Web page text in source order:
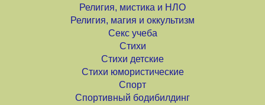
Религия, мистика и НЛО
Религия, магия и оккультизм
Секс учеба
Стихи
Стихи детские
Стихи юмористические
Спорт
Спортивный бодибилдинг